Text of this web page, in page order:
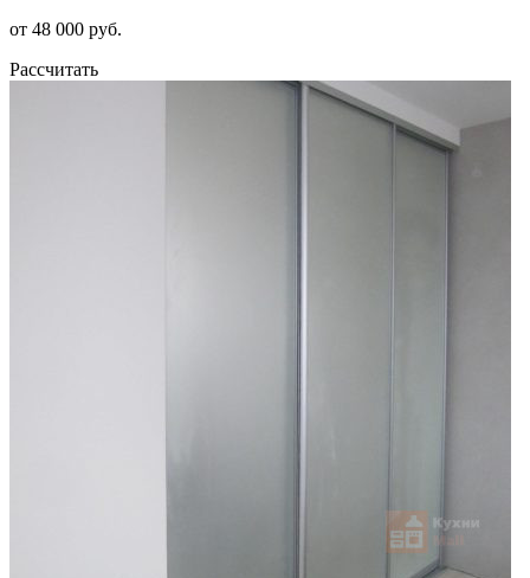
от 48 000 руб.
Рассчитать